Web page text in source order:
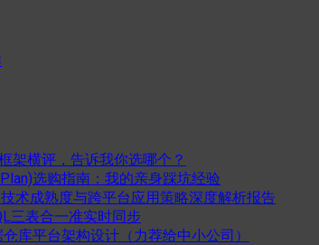
架横评，告诉我你选哪个？
选购指南：我的亲身踩坑经验
术成熟度与跨平台应用策略深度解析报告
三表合一准实时同步
库平台架构设计（力荐给中小公司）